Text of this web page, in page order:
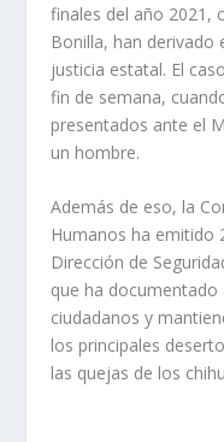
finales del año 2021,
Bonilla, han
justicia estatal. El
fin de semana,
presentados ante el
un hombre.
Además de eso, la
Humanos ha emitido
Dirección de
que ha documentado
ciudadanos y
los principales
las quejas de los